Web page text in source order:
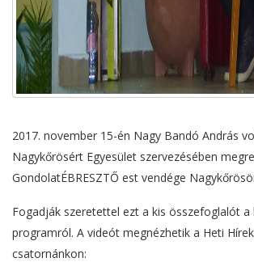
2017. november 15-én Nagy Bandó András
Nagykőrösért Egyesület szervezésében
GondolatÉBRESZTŐ est vendége
Fogadják szeretettel ezt a kis összefoglalót a
programról. A videót megnézhetik a Heti
csatornánkon: